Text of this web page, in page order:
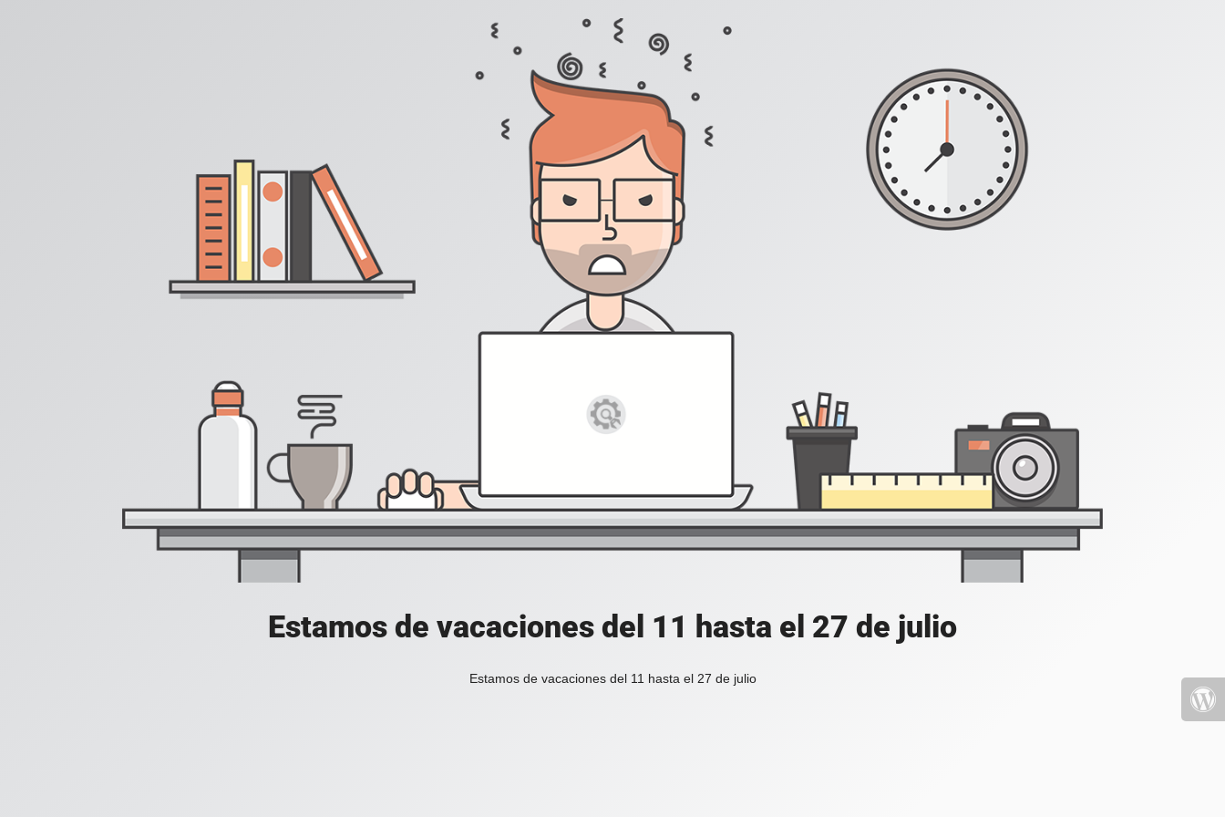
Estamos de vacaciones del 11 hasta el 27 de julio
Estamos de vacaciones del 11 hasta el 27 de julio